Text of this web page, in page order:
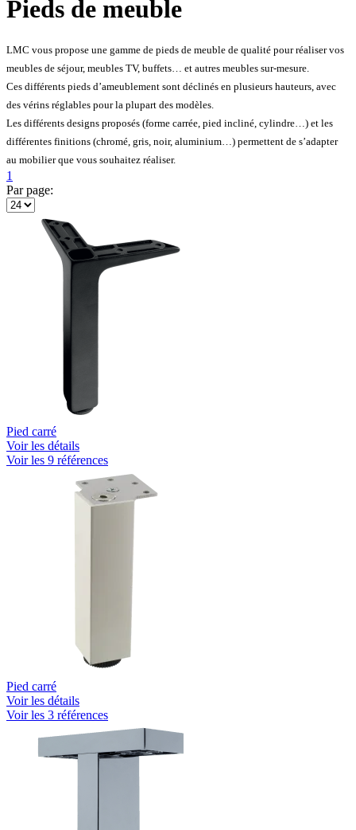
Pieds de meuble
LMC vous propose une gamme de pieds de meuble de qualité pour réaliser vos
meubles de séjour, meubles TV, buffets… et autres meubles sur-mesure.
Ces différents pieds d’ameublement sont déclinés en plusieurs hauteurs, avec
des vérins réglables pour la plupart des modèles.
Les différents designs proposés (forme carrée, pied incliné, cylindre…) et les
différentes finitions (chromé, gris, noir, aluminium…) permettent de s’adapter
au mobilier que vous souhaitez réaliser.
1
Par page:
Pied carré
Voir les détails
Voir les 9 références
Pied carré
Voir les détails
Voir les 3 références